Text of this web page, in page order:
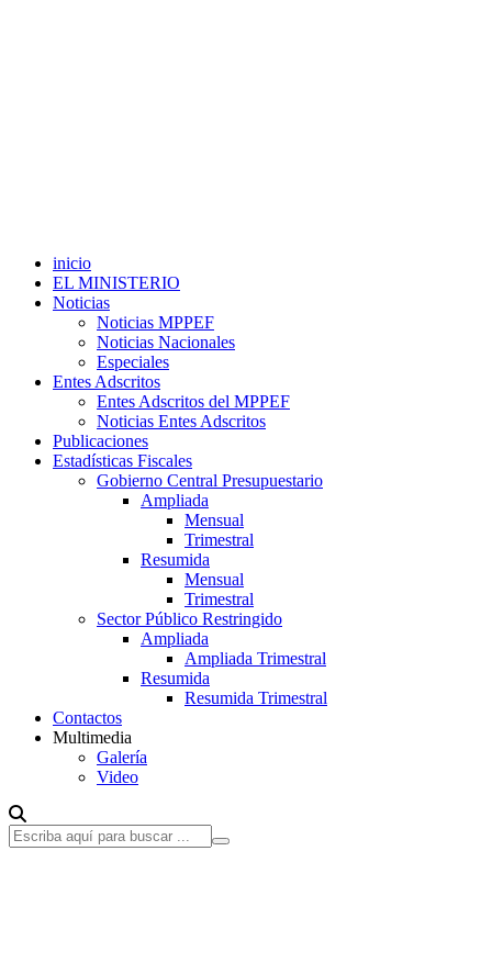
inicio
EL MINISTERIO
Noticias
Noticias MPPEF
Noticias Nacionales
Especiales
Entes Adscritos
Entes Adscritos del MPPEF
Noticias Entes Adscritos
Publicaciones
Estadísticas Fiscales
Gobierno Central Presupuestario
Ampliada
Mensual
Trimestral
Resumida
Mensual
Trimestral
Sector Público Restringido
Ampliada
Ampliada Trimestral
Resumida
Resumida Trimestral
Contactos
Multimedia
Galería
Video